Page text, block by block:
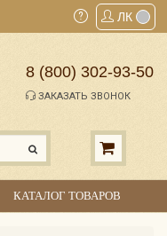
ЛК
8 (800) 302-93-50
ЗАКАЗАТЬ ЗВОНОК
КАТАЛОГ ТОВАРОВ